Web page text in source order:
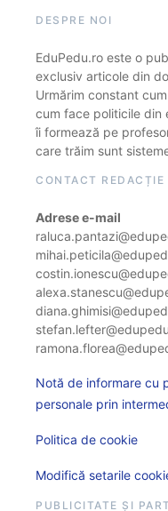
DESPRE NOI
EduPedu.ro este o
exclusiv articole din
Urmărim constant
cum face politicile din
îi formează pe
care trăim sunt
CONTACT REDACȚIE
Adrese e-mail
Notă de informare cu
personale prin
Politica de cookie
Modifică setarile
PUBLICITATE ȘI